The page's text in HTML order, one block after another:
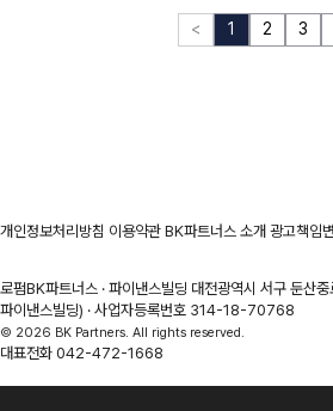
< 1 2 3
개인정보처리방침 이용약관 BK파트너스 소개 광고책임
로펌BK파트너스 · 파이낸스빌딩 대전광역시 서구 둔산
파이낸스빌딩) · 사업자등록번호 314-18-70768
© 2026 BK Partners. All rights reserved.
대표전화 042-472-1668